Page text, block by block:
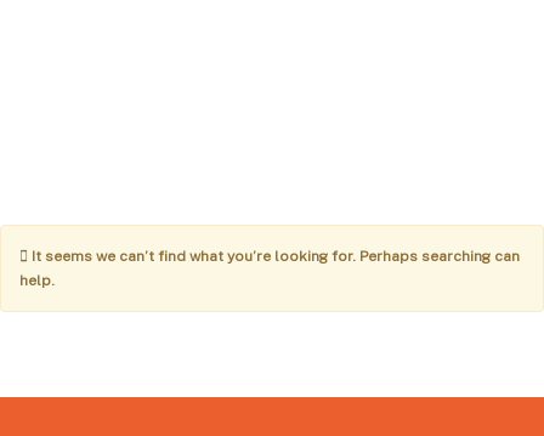
It seems we can’t find what you’re looking for. Perhaps searching can
help.